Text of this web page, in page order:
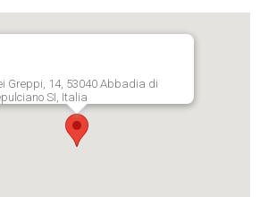
Greppi, 14, 53040 Abbadia di
SI, Italia